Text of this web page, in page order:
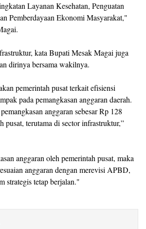
Layanan Kesehatan, Penguatan
Pemberdayaan Ekonomi Masyarakat,"
kata Bupati Mesak Magai juga
dirinya bersama wakilnya.
pemerintah pusat terkait efisiensi
pada pemangkasan anggaran daerah.
anggaran sebesar Rp 128
pusat, terutama di sector infrastruktur,”
anggaran oleh pemerintah pusat, maka
anggaran dengan merevisi APBD,
strategis tetap berjalan."